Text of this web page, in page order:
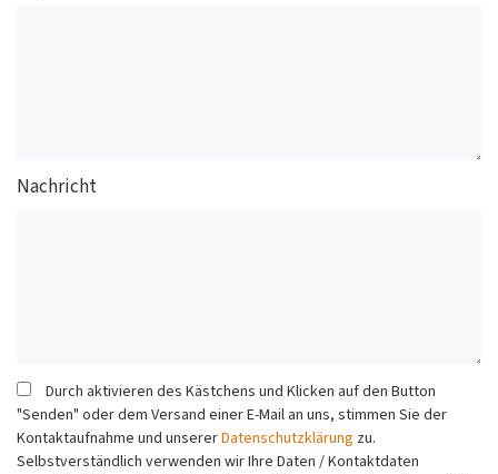
Nachricht
Durch aktivieren des Kästchens und Klicken auf den Button
"Senden" oder dem Versand einer E-Mail an uns, stimmen Sie der
Kontaktaufnahme und unsererDatenschutzklärung zu.
Selbstverständlich verwenden wir Ihre Daten / Kontaktdaten